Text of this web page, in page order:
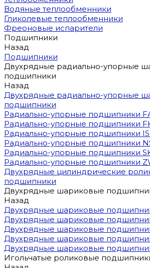
Водяные теплообменники
Гликолевые теплообменники
Фреоновые испарители
Подшипники
Назад
Подшипники
Двухрядные радиально-упорные
подшипники
Назад
Двухрядные радиально-упорные
подшипники
Радиально-упорные подшипники
Радиально-упорные подшипники
Радиально-упорные подшипники
Радиально-упорные подшипники
Радиально-упорные подшипники
Радиально-упорные подшипники
Двухрядные цилиндрические
подшипники
Двухрядные шариковые
Назад
Двухрядные шариковые
Двухрядные шариковые
Двухрядные шариковые
Двухрядные шариковые
Двухрядные шариковые
Игольчатые роликовые